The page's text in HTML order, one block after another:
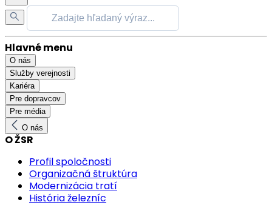
Hlavné menu
O nás
Služby verejnosti
Kariéra
Pre dopravcov
Pre média
O nás
O ŽSR
Profil spoločnosti
Organizačná štruktúra
Modernizácia tratí
História železníc